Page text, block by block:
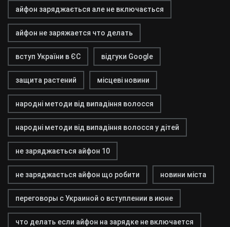
айфон заряджається але не включається
айфон не заряжается что делать
вступ України в ЄС відгуки Google
защита растений місцеві новини
народні методи від випадіння волосся
народні методи від випадіння волосся у дітей
не заряджається айфон 10
не заряджається айфон що робити новини міста
переговоры с Украиной о вступлении в июне
что делать если айфон на зарядке не включается